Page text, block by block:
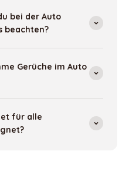
bei der Auto
beachten?
Gerüche im Auto
für alle